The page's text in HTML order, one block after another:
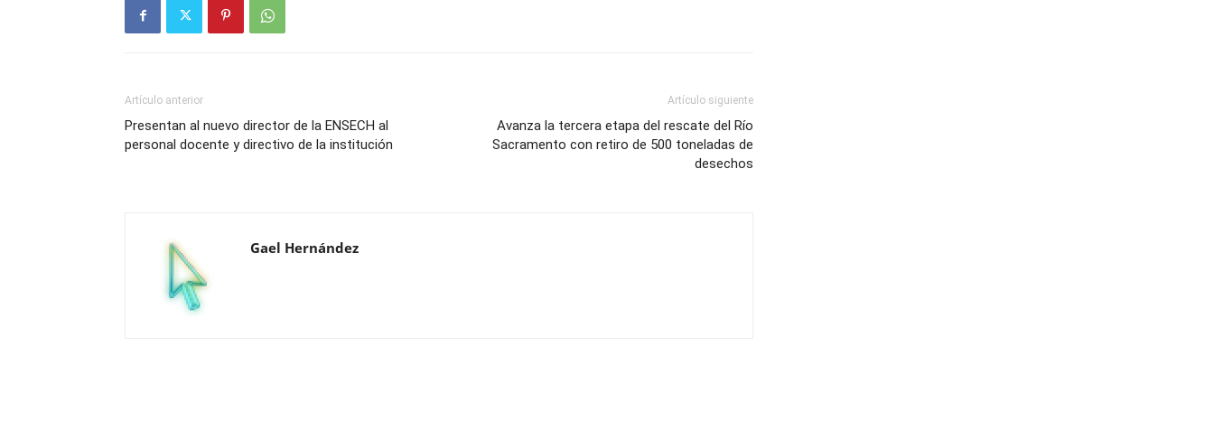
Artículo anterior
Presentan al nuevo director de la ENSECH al
personal docente y directivo de la institución
Artículo siguiente
Avanza la tercera etapa del rescate del Río
Sacramento con retiro de 500 toneladas de
desechos
Gael Hernández